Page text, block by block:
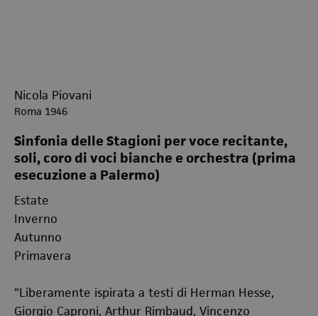
Nicola Piovani
Roma 1946
Sinfonia delle Stagioni per voce recitante,
soli, coro di voci bianche e orchestra (prima
esecuzione a Palermo)
Estate
Inverno
Autunno
Primavera
"Liberamente ispirata a testi di Herman Hesse,
Giorgio Caproni, Arthur Rimbaud, Vincenzo